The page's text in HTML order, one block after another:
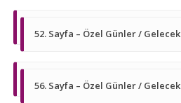
52. Sayfa – Özel Günler / Gelecek
56. Sayfa – Özel Günler / Gelecek